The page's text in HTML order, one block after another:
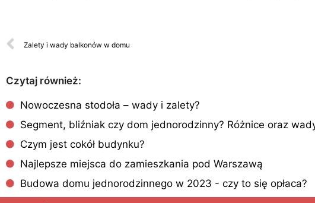
Zalety i wady balkonów w domu
Czytaj również:
Nowoczesna stodoła – wady i zalety?
Segment, bliźniak czy dom jednorodzinny? Różnice oraz
Czym jest cokół budynku?
Najlepsze miejsca do zamieszkania pod Warszawą
Budowa domu jednorodzinnego w 2023 - czy to się opłaca?